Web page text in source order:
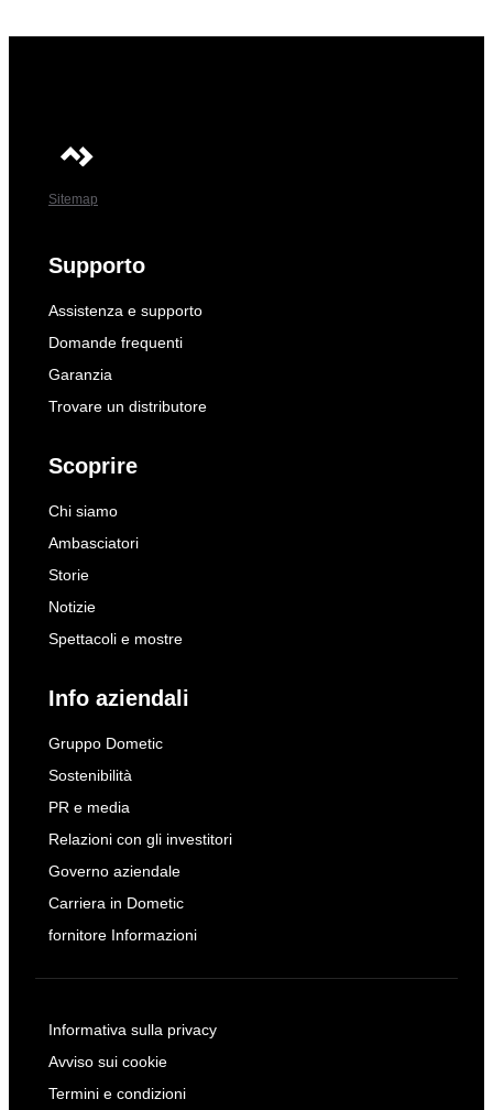
Sitemap
Supporto
Assistenza e supporto
Domande frequenti
Garanzia
Trovare un distributore
Scoprire
Chi siamo
Ambasciatori
Storie
Notizie
Spettacoli e mostre
Info aziendali
Gruppo Dometic
Sostenibilità
PR e media
Relazioni con gli investitori
Governo aziendale
Carriera in Dometic
fornitore Informazioni
Informativa sulla privacy
Avviso sui cookie
Termini e condizioni